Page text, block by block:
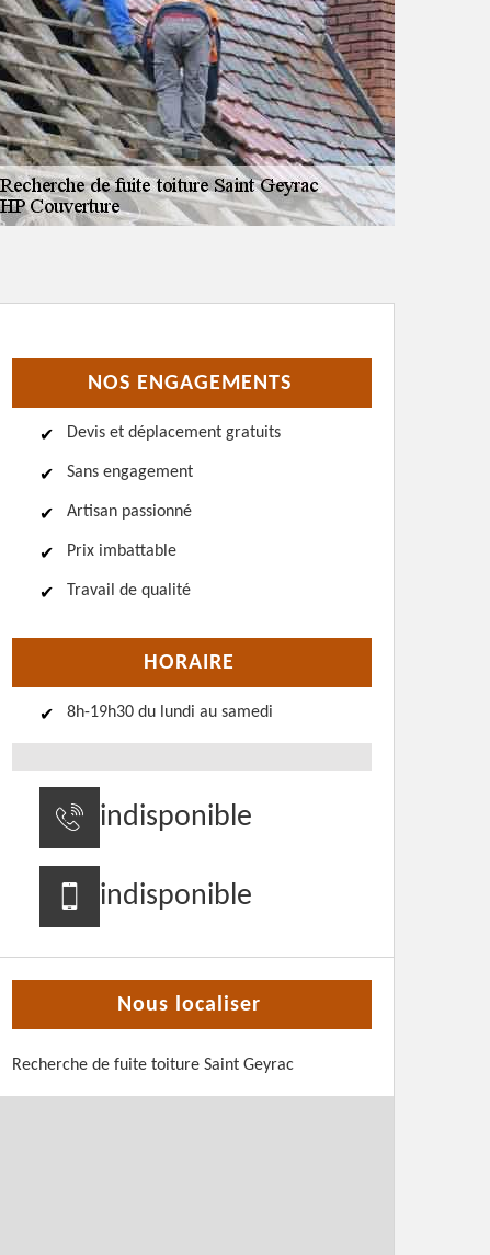
NOS ENGAGEMENTS
Devis et déplacement gratuits
Sans engagement
Artisan passionné
Prix imbattable
Travail de qualité
HORAIRE
8h-19h30 du lundi au samedi
indisponible
indisponible
Nous localiser
Recherche de fuite toiture Saint Geyrac